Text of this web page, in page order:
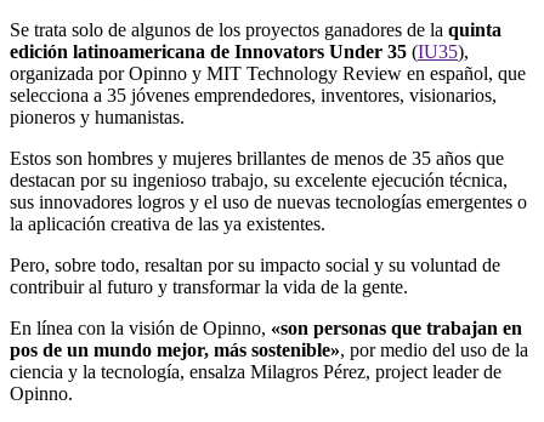
Se trata solo de algunos de los proyectos ganadores de la quinta
edición latinoamericana de Innovators Under 35 (IU35),
organizada por Opinno y MIT Technology Review en español, que
selecciona a 35 jóvenes emprendedores, inventores, visionarios,
pioneros y humanistas.
Estos son hombres y mujeres brillantes de menos de 35 años que
destacan por su ingenioso trabajo, su excelente ejecución técnica,
sus innovadores logros y el uso de nuevas tecnologías emergentes o
la aplicación creativa de las ya existentes.
Pero, sobre todo, resaltan por su impacto social y su voluntad de
contribuir al futuro y transformar la vida de la gente.
En línea con la visión de Opinno, «son personas que trabajan en
pos de un mundo mejor, más sostenible», por medio del uso de la
ciencia y la tecnología, ensalza Milagros Pérez, project leader de
Opinno.